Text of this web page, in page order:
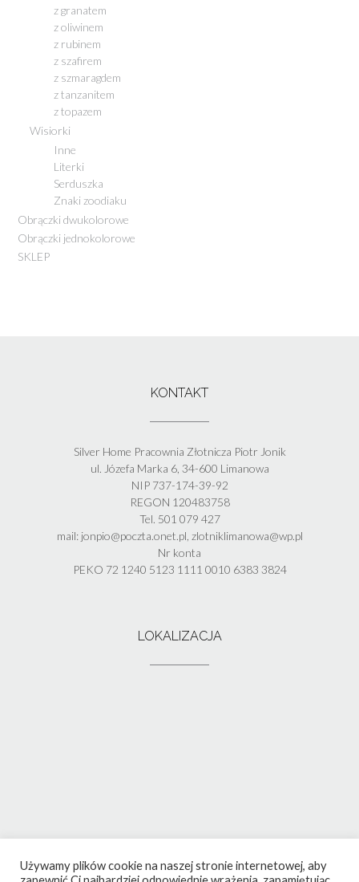
z granatem
z oliwinem
z rubinem
z szafirem
z szmaragdem
z tanzanitem
z topazem
Wisiorki
Inne
Literki
Serduszka
Znaki zoodiaku
Obrączki dwukolorowe
Obrączki jednokolorowe
SKLEP
KONTAKT
Silver Home Pracownia Złotnicza Piotr Jonik
ul. Józefa Marka 6, 34-600 Limanowa
NIP 737-174-39-92
REGON 120483758
Tel. 501 079 427
mail: jonpio@poczta.onet.pl, zlotniklimanowa@wp.pl
Nr konta
PEKO 72 1240 5123 1111 0010 6383 3824
LOKALIZACJA
Używamy plików cookie na naszej stronie internetowej, aby